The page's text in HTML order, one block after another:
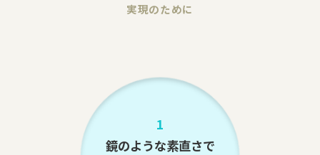
実現のために
1
鏡のような素直さで